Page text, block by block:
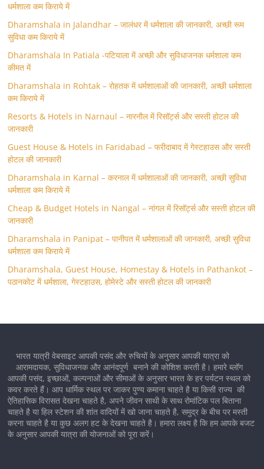
धर्मशाला कम किराये में
Dharamshala in Jalandhar – जालंधर में धर्मशाला की जानकारी, अच्छी रूम
सुविधा कम किराये में
Dharamshala In Patiala -पटियाला में अच्छी और सुविधाजनक धर्मशाला कम
कीमत में
Dharamshala in Rohtak – रोहतक में धर्मशालाओं की जानकारी, अच्छी धर्मशाला
कम किराये में
Resorts & Hotels in Narnaul – नारनौल में रिसॉर्ट्स और सस्ती होटल की
जानकारी
Guest House & Hotels in Faridabad – फरीदाबाद में गेस्टहाउस और सस्ती
होटल की जानकारी
Dharamshala in Karnal – करनाल में धर्मशालाओं की जानकारी, अच्छी सुविधा
धर्मशाला कम किराये में
Cheap & Budget Hotels in Nangal – नांगल में रिसॉर्ट्स और सस्ती होटल की
जानकारी
Dharamshala in Panipat – पानीपत में धर्मशालाओं की जानकारी, अच्छी सुविधा
धर्मशाला कम किराये में
Dharamshala, Guest House, Homestay & Hotels in Pathankot –
पठानकोट में धर्मशाला, गेस्टहाउस, होमेस्टे और सस्ती होटल की जानकारी
भारत यात्री वेबसाइट आपकी पसंद और रुचियों के अनुसार आपकी यात्रा को
आरामदायक, सुविधाजनक और आनंदपूर्ण बनाने की कोशिश करती है। हमारे ब्लॉग
आपकी पसंद, इच्छाओं, कल्पनाओं और सीमाओं के अनुसार भारत के हर पर्यटन स्थल को
कवर करते हैं। आप धार्मिक स्थल पर जाकर पुण्य कमाना चाहते है या किसी राज्य की
ऐतिहासिक विरासत देखना चाहते है, अपने जीवन साथी के साथ रोमांटिक पल बिताना
चाहते है या हिल स्टेशन की शांत वादियों में खो जाना चाहते है, समुद्र के बीच पर मस्ती
करना चाहते है या कुछ अलग हट के देखना चाहते है। हमारा लक्ष्य है कि हम आपके बजट
के अनुसार आपकी यात्रा की योजनाओं को पूरा करें।